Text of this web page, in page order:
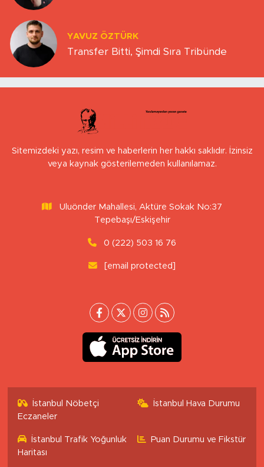
YAVUZ ÖZTÜRK
Transfer Bitti, Şimdi Sıra Tribünde
Sitemizdeki yazı, resim ve haberlerin her hakkı saklıdır. İzinsiz
veya kaynak gösterilemeden kullanılamaz.
Uluönder Mahallesi, Aktüre Sokak No:37
Tepebaşı/Eskişehir
0 (222) 503 16 76
[email protected]
İstanbul Nöbetçi
Eczaneler
İstanbul Hava Durumu
İstanbul Trafik Yoğunluk
Haritası
Puan Durumu ve Fikstür